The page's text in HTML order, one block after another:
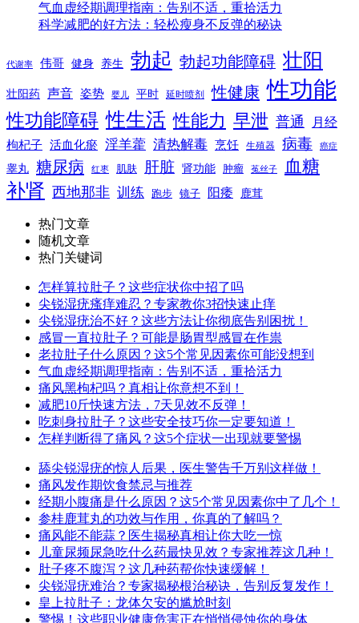
气血虚经期调理指南：告别不适，重拾活力
科学减肥的好方法：轻松瘦身不反弹的秘诀
代谢率 伟哥 健身 养生 勃起 勃起功能障碍 壮阳
壮阳药 声音 姿势 婴儿 平时 延时喷剂 性健康 性功能
性功能障碍 性生活 性能力 早泄 普通 月经
枸杞子 活血化瘀 淫羊藿 清热解毒 烹饪 生殖器 病毒 癌症
睾丸 糖尿病 红枣 肌肤 肝脏 肾功能 肿瘤 菟丝子 血糖
补肾 西地那非 训练 跑步 镜子 阳痿 鹿茸
热门文章
随机文章
热门关键词
怎样算拉肚子？这些症状你中招了吗
尖锐湿疣瘙痒难忍？专家教你3招快速止痒
尖锐湿疣治不好？这些方法让你彻底告别困扰！
感冒一直拉肚子？可能是肠胃型感冒在作祟
老拉肚子什么原因？这5个常见因素你可能没想到
气血虚经期调理指南：告别不适，重拾活力
痛风黑枸杞吗？真相让你意想不到！
减肥10斤快速方法，7天见效不反弹！
吃刺身拉肚子？这些安全技巧你一定要知道！
怎样判断得了痛风？这5个症状一出现就要警惕
舔尖锐湿疣的惊人后果，医生警告千万别这样做！
痛风发作期饮食禁忌与推荐
经期小腹痛是什么原因？这5个常见因素你中了几个！
参桂鹿茸丸的功效与作用，你真的了解吗？
痛风能不能蒜？医生揭秘真相让你大吃一惊
儿童尿频尿急吃什么药最快见效？专家推荐这几种！
肚子疼不腹泻？这几种药帮你快速缓解！
尖锐湿疣难治？专家揭秘根治秘诀，告别反复发作！
皇上拉肚子：龙体欠安的尴尬时刻
警惕！这些职业健康危害正在悄悄侵蚀你的身体